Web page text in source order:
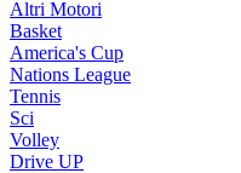
Altri Motori
Basket
America's Cup
Nations League
Tennis
Sci
Volley
Drive UP